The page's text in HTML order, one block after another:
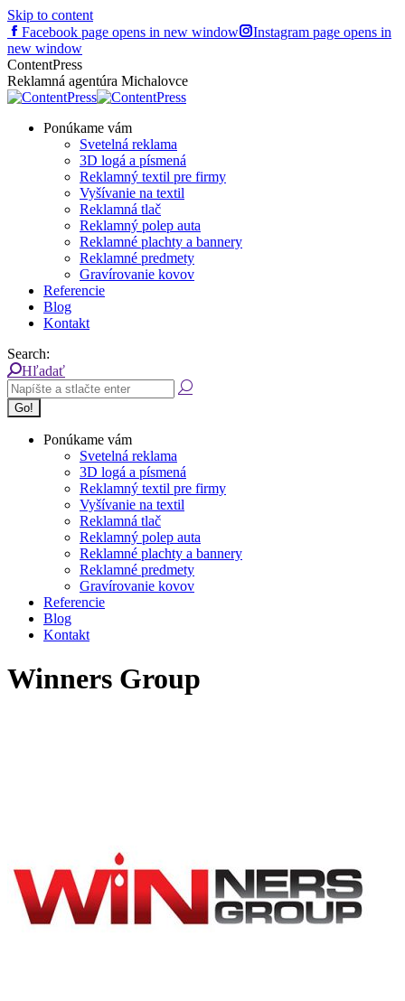
Skip to content
Facebook page opens in new window
Instagram page opens in
new window
ContentPress
Reklamná agentúra Michalovce
Ponúkame vám
Svetelná reklama
3D logá a písmená
Reklamný textil pre firmy
Vyšívanie na textil
Reklamná tlač
Reklamný polep auta
Reklamné plachty a bannery
Reklamné predmety
Gravírovanie kovov
Referencie
Blog
Kontakt
Search:
Hľadať
Ponúkame vám
Svetelná reklama
3D logá a písmená
Reklamný textil pre firmy
Vyšívanie na textil
Reklamná tlač
Reklamný polep auta
Reklamné plachty a bannery
Reklamné predmety
Gravírovanie kovov
Referencie
Blog
Kontakt
Winners Group